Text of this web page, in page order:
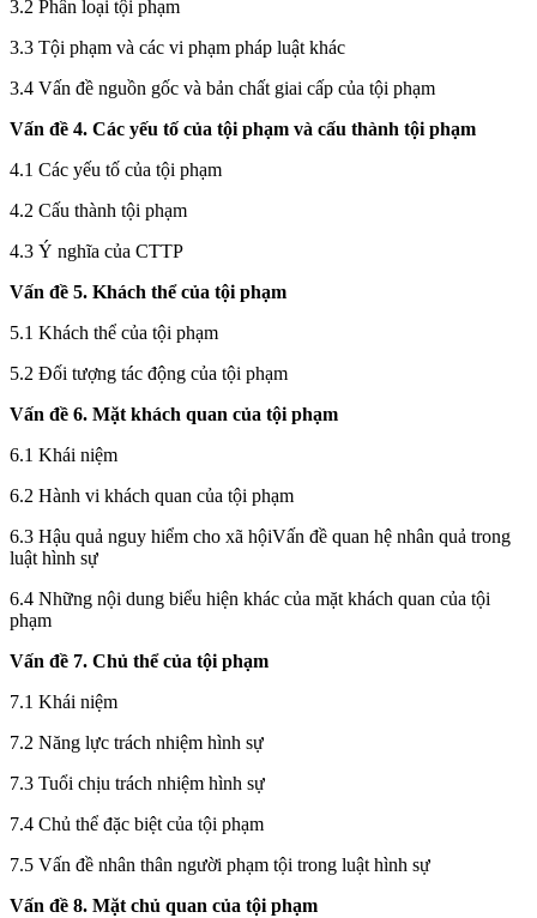
3.2 Phân loại tội phạm
3.3 Tội phạm và các vi phạm pháp luật khác
3.4 Vấn đề nguồn gốc và bản chất giai cấp của tội phạm
Vấn đề 4. Các yếu tố của tội phạm và cấu thành tội phạm
4.1 Các yếu tố của tội phạm
4.2 Cấu thành tội phạm
4.3 Ý nghĩa của CTTP
Vấn đề 5. Khách thể của tội phạm
5.1 Khách thể của tội phạm
5.2 Đối tượng tác động của tội phạm
Vấn đề 6. Mặt khách quan của tội phạm
6.1 Khái niệm
6.2 Hành vi khách quan của tội phạm
6.3 Hậu quả nguy hiểm cho xã hộiVấn đề quan hệ nhân quả trong
luật hình sự
6.4 Những nội dung biểu hiện khác của mặt khách quan của tội
phạm
Vấn đề 7. Chủ thể của tội phạm
7.1 Khái niệm
7.2 Năng lực trách nhiệm hình sự
7.3 Tuổi chịu trách nhiệm hình sự
7.4 Chủ thể đặc biệt của tội phạm
7.5 Vấn đề nhân thân người phạm tội trong luật hình sự
Vấn đề 8. Mặt chủ quan của tội phạm